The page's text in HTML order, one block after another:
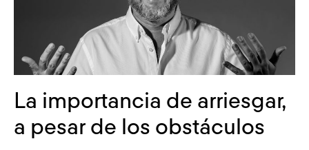
La importancia de arriesgar,
a pesar de los obstáculos